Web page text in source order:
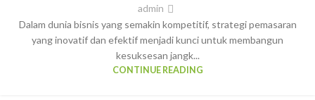
admin
Dalam dunia bisnis yang semakin kompetitif, strategi pemasaran
yang inovatif dan efektif menjadi kunci untuk membangun
kesuksesan jangk...
CONTINUE READING